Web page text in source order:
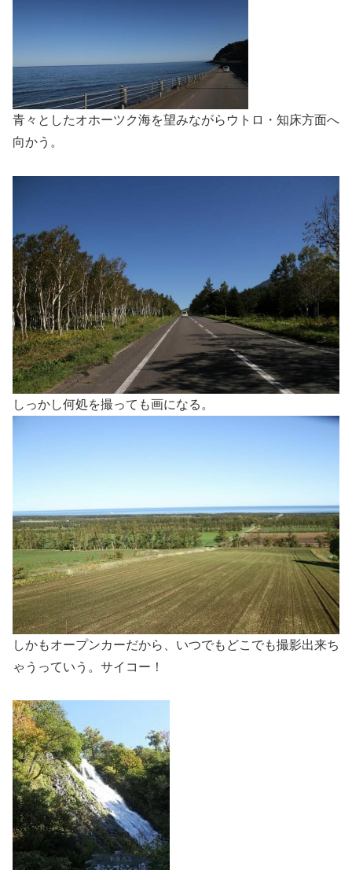
青々としたオホーツク海を望みながらウトロ・知床方面へ
向かう。
しっかし何処を撮っても画になる。
しかもオープンカーだから、いつでもどこでも撮影出来ち
ゃうっていう。サイコー！